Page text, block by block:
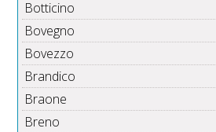
Botticino
Bovegno
Bovezzo
Brandico
Braone
Breno